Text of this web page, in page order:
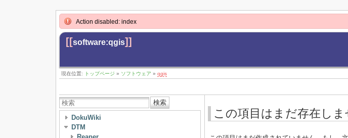
Action disabled: index
[[software:qgis]]
現在位置: トップページ » ソフトウェア » qgis
検索
DokuWiki
DTM
この項目はまだ存在しま